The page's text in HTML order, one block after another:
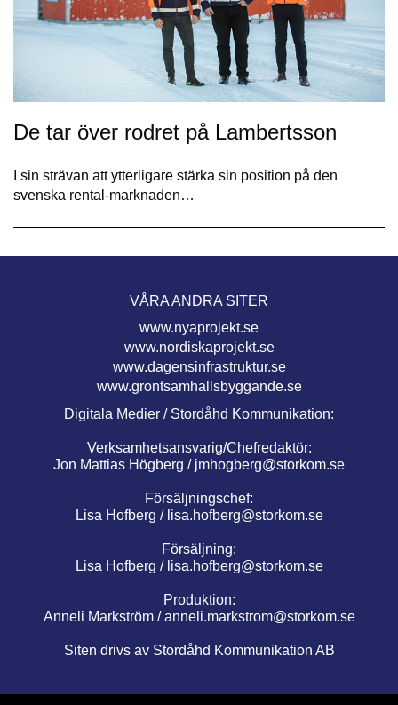
De tar över rodret på Lambertsson
I sin strävan att ytterligare stärka sin position på den
svenska rental-marknaden…
VÅRA ANDRA SITER
www.nyaprojekt.se
www.nordiskaprojekt.se
www.dagensinfrastruktur.se
www.grontsamhallsbyggande.se
Digitala Medier / Stordåhd Kommunikation:
Verksamhetsansvarig/Chefredaktör:
Jon Mattias Högberg / jmhogberg@storkom.se
Försäljningschef:
Lisa Hofberg / lisa.hofberg@storkom.se
Försäljning:
Lisa Hofberg / lisa.hofberg@storkom.se
Produktion:
Anneli Markström /anneli.markstrom@storkom.se
Siten drivs av Stordåhd Kommunikation AB